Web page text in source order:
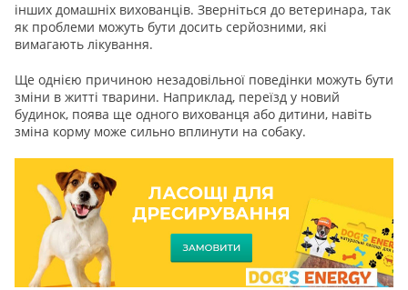
інших домашніх вихованців. Зверніться до ветеринара, так
як проблеми можуть бути досить серйозними, які
вимагають лікування.
Ще однією причиною незадовільної поведінки можуть бути
зміни в житті тварини. Наприклад, переїзд у новий
будинок, поява ще одного вихованця або дитини, навіть
зміна корму може сильно вплинути на собаку.